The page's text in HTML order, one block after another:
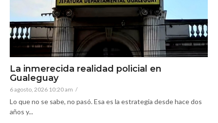
La inmerecida realidad policial en
Gualeguay
6 agosto, 2026 10:20 am /
Lo que no se sabe, no pasó. Esa es la estrategia desde hace dos
años y...